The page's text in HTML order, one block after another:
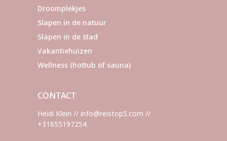
Droomplekjes
Slapen in de natuur
Slapen in de stad
Vakantiehuizen
Wellness (hottub of sauna)
CONTACT
Heidi Klein // info@reistop5.com //
+31655197254